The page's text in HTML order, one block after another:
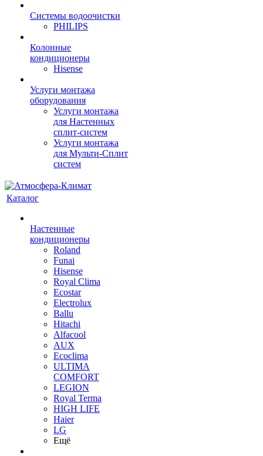
Системы водоочистки
PHILIPS
Колонные
кондиционеры
Hisense
Услуги монтажа
оборудования
Услуги монтажа
для Настенных
сплит-систем
Услуги монтажа
для Мульти-Сплит
систем
Каталог
Настенные
кондиционеры
Roland
Funai
Hisense
Royal Clima
Ecostar
Electrolux
Ballu
Hitachi
Alfacool
AUX
Ecoclima
ULTIMA
COMFORT
LEGION
Royal Terma
HIGH LIFE
Haier
LG
Ещё